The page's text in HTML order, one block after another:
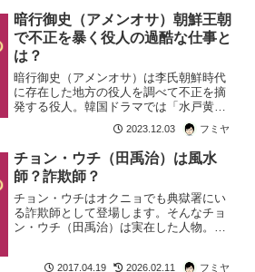
暗行御史（アメンオサ）朝鮮王朝
で不正を暴く役人の過酷な仕事と
は？
暗行御史（アメンオサ）は李氏朝鮮時代
に存在した地方の役人を調べて不正を摘
発する役人。韓国ドラマでは「水戸黄
門」のように不正を暴いて処罰する正義
の味方として描かれます。でも現実はか
なり過酷な仕事だったようです。ドラマ
で描かれる美化された暗行御...
2023.12.03 フミヤ
チョン・ウチ（田禹治）は風水
師？詐欺師？
チョン・ウチはオクニョでも典獄署にい
る詐欺師として登場します。そんなチョ
ン・ウチ（田禹治）は実在した人物。朝
2017.04.19 2026.02.11 フミヤ